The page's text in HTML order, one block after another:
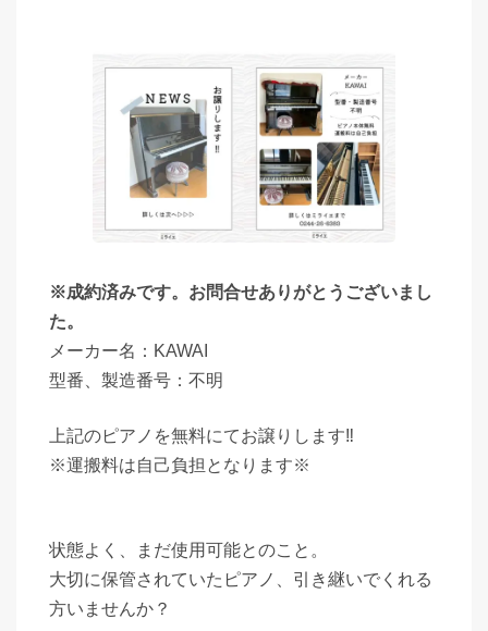
※成約済みです。お問合せありがとうございまし
た。
メーカー名：KAWAI
型番、製造番号：不明
上記のピアノを無料にてお譲りします‼
※運搬料は自己負担となります※
状態よく、まだ使用可能とのこと。
大切に保管されていたピアノ、引き継いでくれる
方いませんか？